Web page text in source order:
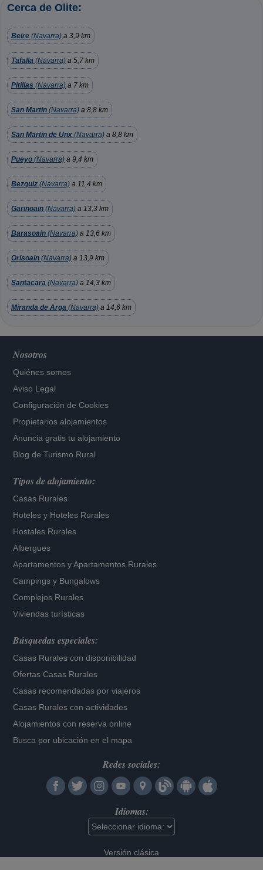
Cerca de Olite:
Beire (Navarra) a 3,9 km
Tafalla (Navarra) a 5,7 km
Pitillas (Navarra) a 7 km
San Martin (Navarra) a 8,8 km
San Martin de Unx (Navarra) a 8,8 km
Pueyo (Navarra) a 9,4 km
Bezquiz (Navarra) a 11,4 km
Garinoain (Navarra) a 13,3 km
Barasoain (Navarra) a 13,6 km
Orisoain (Navarra) a 13,9 km
Santacara (Navarra) a 14,3 km
Miranda de Arga (Navarra) a 14,6 km
Nosotros
Quiénes somos
Aviso Legal
Configuración de Cookies
Propietarios alojamientos
Anuncia gratis tu alojamiento
Blog de Turismo Rural
Tipos de alojamiento:
Casas Rurales
Hoteles y Hoteles Rurales
Hostales Rurales
Albergues
Apartamentos yApartamentos Rurales
Campings y Bungalows
Complejos Rurales
Viviendas turísticas
Búsquedas especiales:
Casas Rurales con disponibilidad
Ofertas Casas Rurales
Casas recomendadas por viajeros
Casas Rurales con actividades
Alojamientos con reserva online
Busca por ubicación en el mapa
Redes sociales:
Idiomas:
Versión clásica